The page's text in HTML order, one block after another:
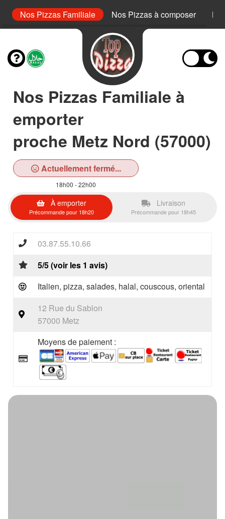
Nos Pizzas Familiale Nos Pizzas à composer
Nos Pizzas Familiale à
emporter
proche Metz Nord (57000)
Actuellement fermé...
18h00 - 22h00
À emporter
Précommande pour 18h20
Livraison
Précommande pour 18h45
03.87.55.10.66
5/5 (voir les 1 avis)
Italien, pizza, salades, halal, couscous, oriental
12 Rue du Sablon
57000 Metz
Moyens de paiement :